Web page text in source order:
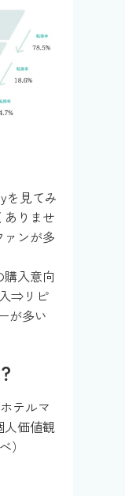
を見てみ
ありませ
ァンが多
入意向
⇒リピ
が多い
テルマ
価値観
）